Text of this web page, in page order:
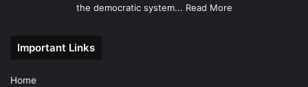
the democratic system... Read More
Important Links
Home